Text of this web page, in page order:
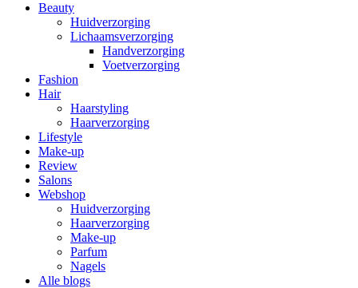
Beauty
Huidverzorging
Lichaamsverzorging
Handverzorging
Voetverzorging
Fashion
Hair
Haarstyling
Haarverzorging
Lifestyle
Make-up
Review
Salons
Webshop
Huidverzorging
Haarverzorging
Make-up
Parfum
Nagels
Alle blogs